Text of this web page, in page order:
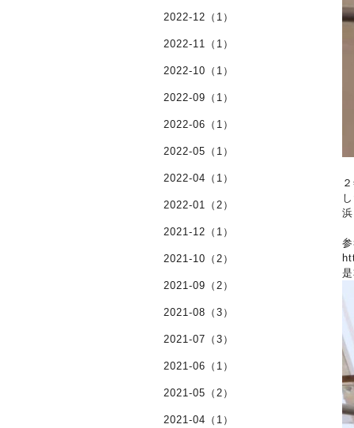
2022-12（1）
2022-11（1）
2022-10（1）
2022-09（1）
2022-06（1）
2022-05（1）
2022-04（1）
2022-01（2）
2021-12（1）
2021-10（2）
2021-09（2）
2021-08（3）
2021-07（3）
2021-06（1）
2021-05（2）
2021-04（1）